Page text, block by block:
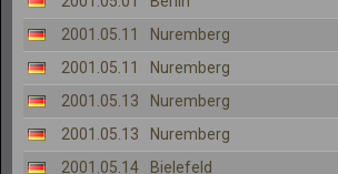
2001.05.11
Nuremberg
2001.05.11
Nuremberg
2001.05.13
Nuremberg
2001.05.13
Nuremberg
2001.05.14
Bielefeld